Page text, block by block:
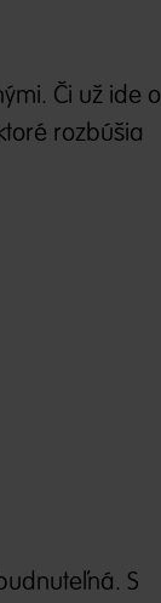
Či už ide o
rozbúšia
S